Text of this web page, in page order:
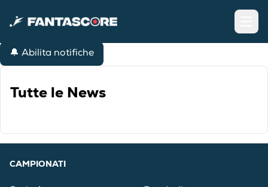
🔔 Abilita notifiche
Tutte le News
CAMPIONATI